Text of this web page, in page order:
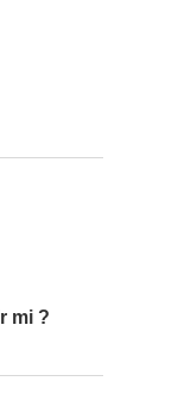
mi ?